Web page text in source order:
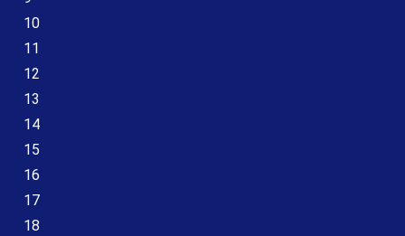
10
11
12
13
14
15
16
17
18